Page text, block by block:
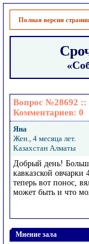
Полная версия
Вопрос №28692 ::
Комментариев: 0
Яна
Жен., 4 месяца лет.
Казахстан Алматы
Добрый день!
кавказской овчарки
теперь вот понос,
может быть и что
Мнение зала